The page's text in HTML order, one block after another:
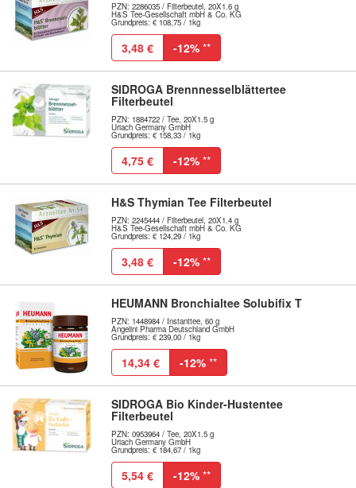
PZN: 2286035 / Filterbeutel, 20X1.6 g
H&S Tee-Gesellschaft mbH & Co. KG
Grundpreis: € 108,75 / 1kg
3,48 € -12% **
SIDROGA Brennnesselblättertee
Filterbeutel
PZN: 1884722 / Tee, 20X1.5 g
Uriach Germany GmbH
Grundpreis: € 158,33 / 1kg
4,75 € -12% **
H&S Thymian Tee Filterbeutel
PZN: 2245444 / Filterbeutel, 20X1.4 g
H&S Tee-Gesellschaft mbH & Co. KG
Grundpreis: € 124,29 / 1kg
3,48 € -12% **
HEUMANN Bronchialtee Solubifix T
PZN: 1448984 / Instanttee, 60 g
Angelini Pharma Deutschland GmbH
Grundpreis: € 239,00 / 1kg
14,34 € -12% **
SIDROGA Bio Kinder-Hustentee
Filterbeutel
PZN: 0953964 / Tee, 20X1.5 g
Uriach Germany GmbH
Grundpreis: € 184,67 / 1kg
5,54 € -12% **